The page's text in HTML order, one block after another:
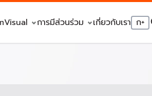
Visual การมีส่วนร่วม เกี่ยวกับเรา ก+